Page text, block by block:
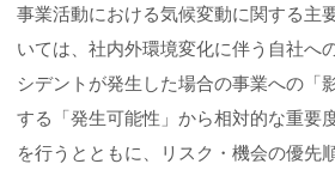
事業活動における気候変動に関する主
いては、社内外環境変化に伴う自社へ
シデントが発生した場合の事業への「
する「発生可能性」から相対的な重要
を行うとともに、リスク・機会の優先